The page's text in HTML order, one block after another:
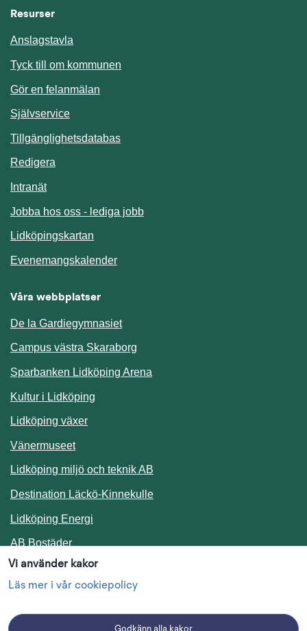
Vi använder kakor
Läs mer i vår cookiepolicy
Resurser
Anslagstavla
Tyck till om kommunen
Gör en felanmälan
SjälvserviceLänk till annan webbplats.
TillgänglighetsdatabasLänk till annan webbplats.
Redigera
IntranätLänk till annan webbplats.
Jobba hos oss - lediga jobb
Lidköpingskartan
EvenemangskalenderLänk till annan webbplats.
Våra webbplatser
De la Gardiegymnasiet
Campus västra Skaraborg
Sparbanken Lidköping Arena
Kultur i Lidköping
Lidköping växer
Vänermuseet
Lidköping miljö och teknik AB
Destination Läckö-KinnekulleLänk till annan webbplats.
Lidköping Energi
AB BostäderLänk till annan webbplats.
Följ oss i sociala medier